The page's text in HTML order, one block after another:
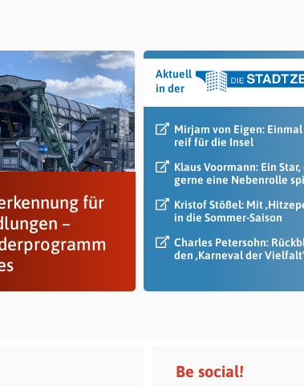
für
–
Aktuell
in der
Mirjam von Eigen:
reif für die Insel
Klaus Voormann: Ein Star,
gerne eine Nebenrolle
Kristof Stößel: Mit
in die Sommer-Saison
Charles Petersohn:
den ‚Karneval der Vielfalt‘
Be social!